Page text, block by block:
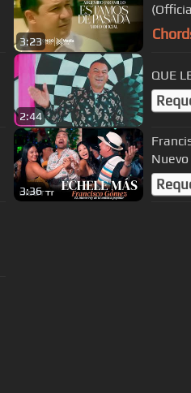
3:23
2:44
QUE
3:36